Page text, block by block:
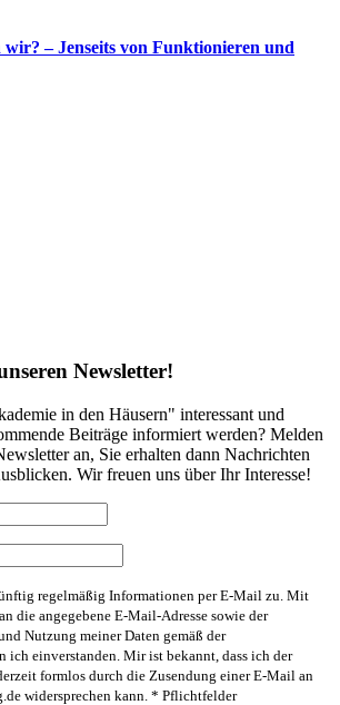
wir? – Jenseits von Funktionieren und
Newsletter!
in den Häusern" interessant und
Beiträge informiert werden? Melden
an, Sie erhalten dann Nachrichten
Wir freuen uns über Ihr Interesse!
regelmäßig Informationen per E-Mail zu. Mit
die angegebene E-Mail-Adresse sowie der
Nutzung meiner Daten gemäß der
ich einverstanden. Mir ist bekannt, dass ich der
formlos durch die Zusendung einer E-Mail an
widersprechen kann. * Pflichtfelder